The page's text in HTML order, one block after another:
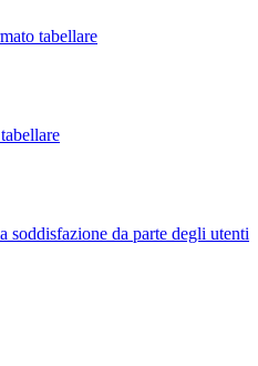
tabellare
soddisfazione da parte degli utenti